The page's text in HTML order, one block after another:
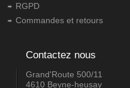
RGPD
Commandes et retours
Contactez nous
Grand'Route 500/11
4610 Beyne-heusay